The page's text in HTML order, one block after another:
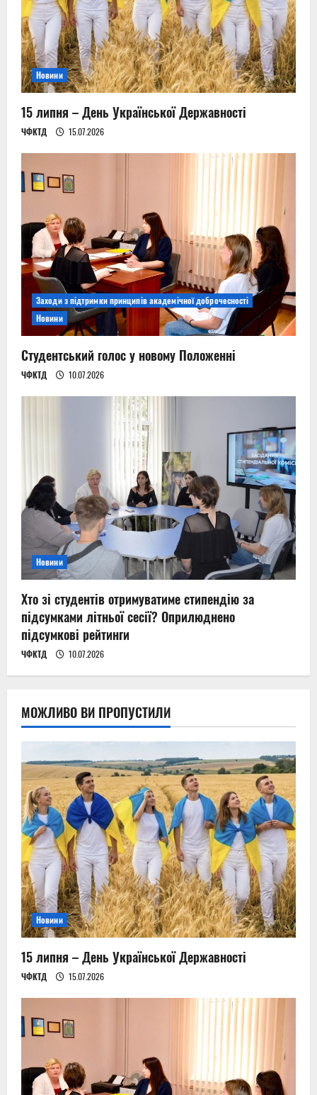
t
i
o
n
Новини
15 липня – День Української Державності
ЧФКТД 15.07.2026
Заходи з підтримки принципів академічної доброчесності
Новини
Студентський голос у новому Положенні
ЧФКТД 10.07.2026
Новини
Хто зі студентів отримуватиме стипендію за
підсумками літньої сесії? Оприлюднено
підсумкові рейтинги
ЧФКТД 10.07.2026
МОЖЛИВО ВИ ПРОПУСТИЛИ
Новини
15 липня – День Української Державності
ЧФКТД 15.07.2026